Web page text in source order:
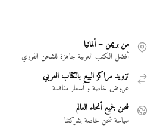
من بريمن – ألمانيا
أفضل الكتب العربية جاهزة للشحن الفوري
تزويد مراكز البيع بالكتاب العربي
عروض خاصة و أسعار منافسة
شحن لجميع أنحاء العالم
سياسة شحن خاصة بشركتنا